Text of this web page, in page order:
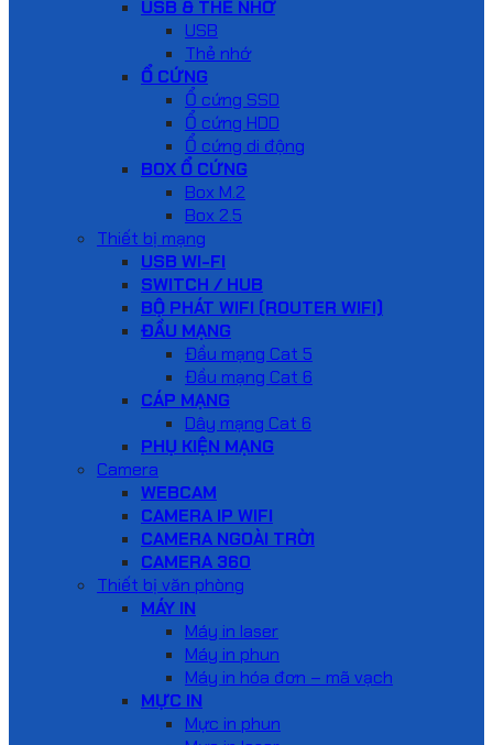
USB & THẺ NHỚ
USB
Thẻ nhớ
Ổ CỨNG
Ổ cứng SSD
Ổ cứng HDD
Ổ cứng di động
BOX Ổ CỨNG
Box M.2
Box 2.5
Thiết bị mạng
USB WI-FI
SWITCH / HUB
BỘ PHÁT WIFI (ROUTER WIFI)
ĐẦU MẠNG
Đầu mạng Cat 5
Đầu mạng Cat 6
CÁP MẠNG
Dây mạng Cat 6
PHỤ KIỆN MẠNG
Camera
WEBCAM
CAMERA IP WIFI
CAMERA NGOÀI TRỜI
CAMERA 360
Thiết bị văn phòng
MÁY IN
Máy in laser
Máy in phun
Máy in hóa đơn – mã vạch
MỰC IN
Mực in phun